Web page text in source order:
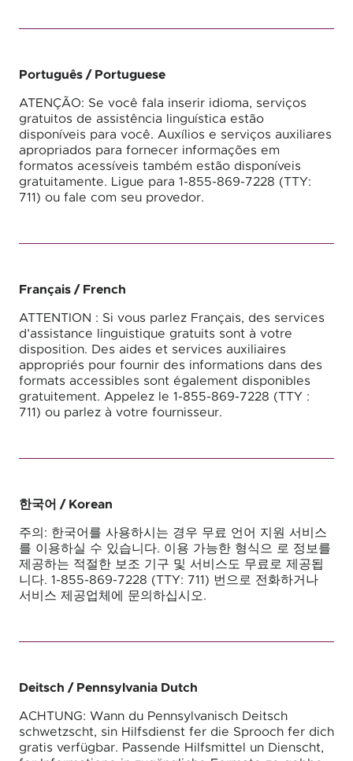
Português / Portuguese
ATENÇÃO: Se você fala inserir idioma, serviços
gratuitos de assistência linguística estão
disponíveis para você. Auxílios e serviços auxiliares
apropriados para fornecer informações em
formatos acessíveis também estão disponíveis
gratuitamente. Ligue para 1-855-869-7228 (TTY:
711) ou fale com seu provedor.
Français / French
ATTENTION : Si vous parlez Français, des services
d’assistance linguistique gratuits sont à votre
disposition. Des aides et services auxiliaires
appropriés pour fournir des informations dans des
formats accessibles sont également disponibles
gratuitement. Appelez le 1-855-869-7228 (TTY :
711) ou parlez à votre fournisseur.
한국어 / Korean
주의: 한국어를 사용하시는 경우 무료 언어 지원 서비스
를 이용하실 수 있습니다. 이용 가능한 형식으 로 정보를
제공하는 적절한 보조 기구 및 서비스도 무료로 제공됩
니다. 1-855-869-7228 (TTY: 711) 번으로 전화하거나
서비스 제공업체에 문의하십시오.
Deitsch / Pennsylvania Dutch
ACHTUNG: Wann du Pennsylvanisch Deitsch
schwetzscht, sin Hilfsdienst fer die Sprooch fer dich
gratis verfügbar. Passende Hilfsmittel un Dienscht,